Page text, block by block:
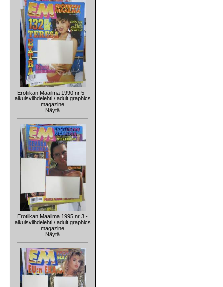
Erotiikan Maailma 1990 nr 5 -
aikuisviihdelehti / adult graphics
magazine
Näytä
Erotiikan Maailma 1995 nr 3 -
aikuisviihdelehti / adult graphics
magazine
Näytä